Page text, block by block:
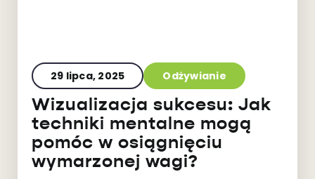
29 lipca, 2025 Odżywianie
Wizualizacja sukcesu: Jak
techniki mentalne mogą
pomóc w osiągnięciu
wymarzonej wagi?